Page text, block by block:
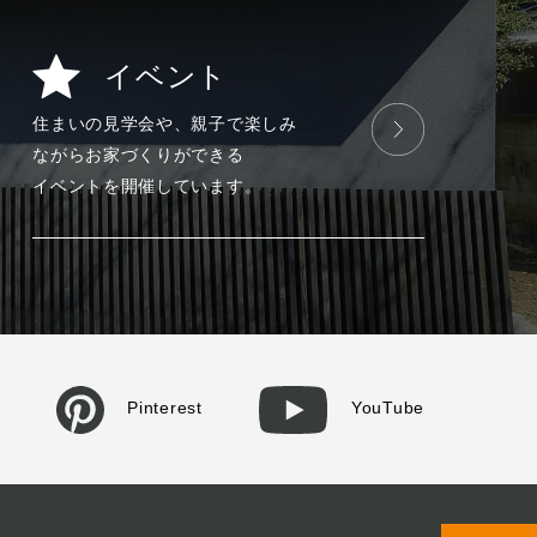
イベント
住まいの見学会や、親子で楽しみ
ながらお家づくりができる
イベントを開催しています。
Pinterest YouTube